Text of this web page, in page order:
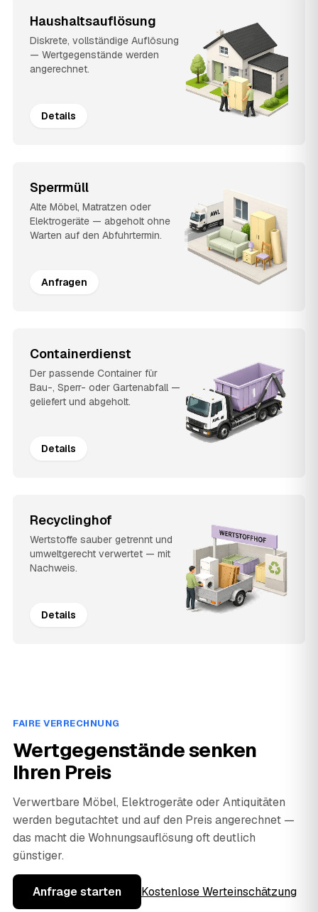
Haushaltsauflösung
Diskrete, vollständige Auflösung
— Wertgegenstände werden
angerechnet.
Details
Sperrmüll
Alte Möbel, Matratzen oder
Elektrogeräte — abgeholt ohne
Warten auf den Abfuhrtermin.
Anfragen
Containerdienst
Der passende Container für
Bau-, Sperr- oder Gartenabfall —
geliefert und abgeholt.
Details
Recyclinghof
Wertstoffe sauber getrennt und
umweltgerecht verwertet — mit
Nachweis.
Details
FAIRE VERRECHNUNG
Wertgegenstände senken
Ihren Preis
Verwertbare Möbel, Elektrogeräte oder Antiquitäten
werden begutachtet und auf den Preis angerechnet —
das macht die Wohnungsauflösung oft deutlich
günstiger.
Anfrage starten Kostenlose Werteinschätzung